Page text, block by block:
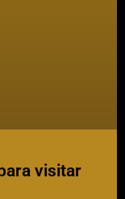
visitar